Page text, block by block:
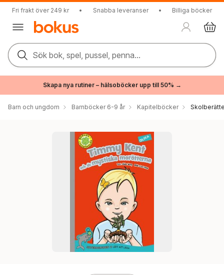
Fri frakt över 249 kr • Snabba leveranser • Billiga böcker
Sök bok, spel, pussel, penna...
Skapa nya rutiner – hälsoböcker upp till 50% →
Barn och ungdom Barnböcker 6-9 år Kapitelböcker